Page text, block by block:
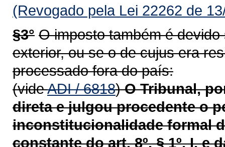
(Revogado pela Lei 22262 de
§3° O imposto também é
exterior, ou se o de cujus era
processado fora do país:
(videADI / 6818)O Tribunal,
direta e julgou procedente o
inconstitucionalidade formal
constante do art.8º, § 1º, I, e